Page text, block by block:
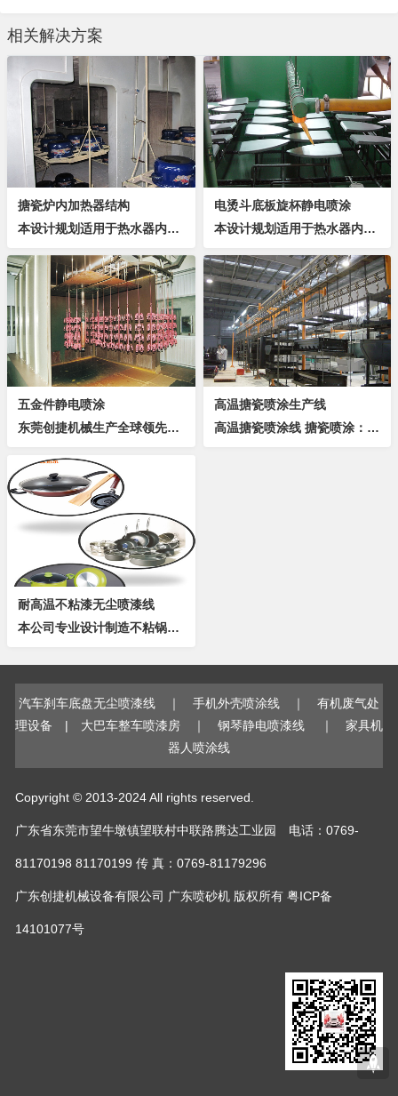
相关解决方案
搪瓷炉内加热器结构
本设计规划适用于热水器内胆等器具的高温搪瓷漆喷涂，具有以下优势油漆利用率高炉温温差小于±5℃，炉温曲线能满足杜邦等公司的油漆要求炉体保温效果好，环保节能一次设计、满足纲领。满足产品质量及工艺要求。平面合理布置、方便组织生产及维护的需要。设计...
电烫斗底板旋杯静电喷涂
本设计规划适用于热水器内胆等器具的高温搪瓷漆喷涂，具有以下优势油漆利用率高炉温温差小于±5℃，炉温曲线能满足杜邦等公司的油漆要求炉体保温效果好，环保节能一次设计、满足纲领。满足产品质量及工艺要求。平面合理布置、方便组织生产及维护的需要。设计...
五金件静电喷涂
东莞创捷机械生产全球领先的静电喷涂设备、静电喷涂流水线、涂装设备、喷涂设备等，坚持以“打造卓越品质、创建诚信品牌”为质量方针，始终将消费者的需求当成本厂的出发点和立足点。我们将以专业的技术、完善的售后、全方面的服务，向全国各地提供技术领先的...
高温搪瓷喷涂生产线
高温搪瓷喷涂线 搪瓷喷涂：在加厚钢板表面进行搪瓷镀釉，可以承受较大范围内的温度变化，一般为－60～＋850℃的温度变化范围，可以能够承受高温骤变。物理特性上：抗压、抗张力、有弹性、电绝缘、无污染；化学特性上：耐酸、耐碱、耐高温、耐...
耐高温不粘漆无尘喷漆线
本公司专业设计制造不粘锅高温喷涂线、不粘锅特氟龙高温烘烤线、不粘锅（煲）高温搪瓷烘烤线，产能及详细规格根据客户要求设计制造。适用于家电、五金、塑胶、灯饰、汽配、休闲用品、防盗门、办公用品等各行制造业。打砂前处理工艺流程上件 → 避水区 →...
汽车刹车底盘无尘喷漆线 ｜ 手机外壳喷涂线 ｜ 有机废气处
理设备 | 大巴车整车喷漆房 ｜ 钢琴静电喷漆线 ｜ 家具机
器人喷涂线
Copyright © 2013-2024 All rights reserved.
广东省东莞市望牛墩镇望联村中联路腾达工业园 电话：0769-
81170198 81170199 传 真：0769-81179296
广东创捷机械设备有限公司 广东喷砂机 版权所有 粤ICP备
14101077号